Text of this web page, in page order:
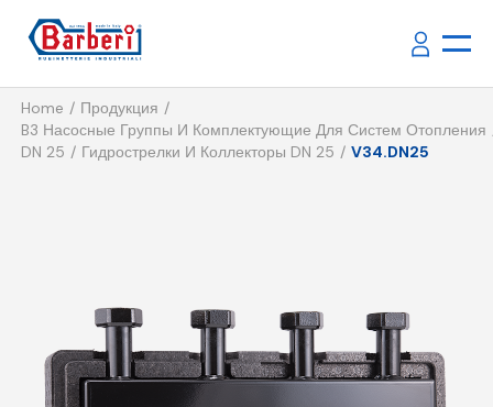
Home
Продукция
B3 Насосные Группы И Комплектующие Для Систем Отопления
DN 25
Гидрострелки И Коллекторы DN 25 V34.DN25